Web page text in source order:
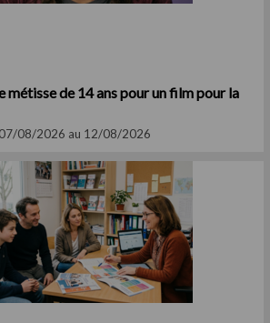
métisse de 14 ans pour un film pour la
08/2026 au 12/08/2026